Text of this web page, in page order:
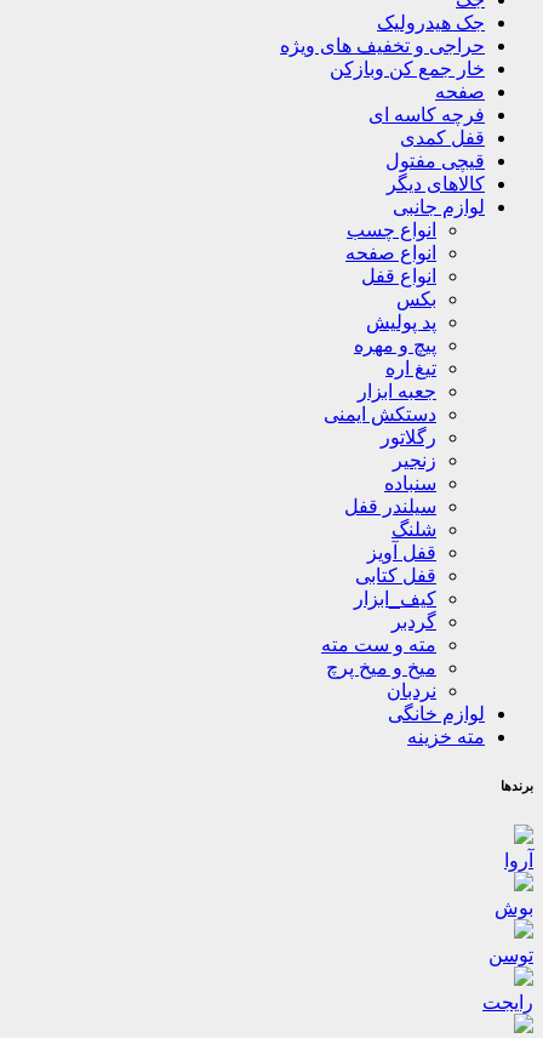
جک هیدرولیک
حراجی و تخفیف های ویژه
خار جمع کن وبازکن
صفحه
فرچه کاسه ای
قفل کمدی
قیچی مفتول
کالاهای دیگر
لوازم جانبی
انواع چسب
انواع صفحه
انواع قفل
بکس
پد پولیش
پیچ و مهره
تیغ اره
جعبه ابزار
دستکش ایمنی
رگلاتور
زنجیر
سنباده
سیلندر قفل
شلنگ
قفل آویز
قفل کتابی
کیف_ابزار
گردبر
مته و ست مته
میخ و میخ پرچ
نردبان
لوازم خانگی
مته خزینه
برندها
آروا
بوش
توسن
رایجت